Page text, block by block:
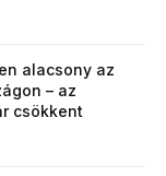
alacsony az
– az
csökkent